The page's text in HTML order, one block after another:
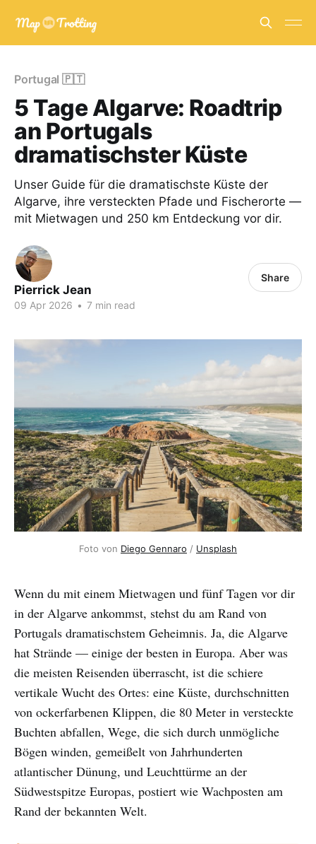
Portugal 🇵🇹
5 Tage Algarve: Roadtrip
an Portugals
dramatischster Küste
Unser Guide für die dramatischste Küste der
Algarve, ihre versteckten Pfade und Fischerorte —
mit Mietwagen und 250 km Entdeckung vor dir.
Pierrick Jean
09 Apr 2026 • 7 min read
Share
Foto von Diego Gennaro / Unsplash
Wenn du mit einem Mietwagen und fünf Tagen vor dir
in der Algarve ankommst, stehst du am Rand von
Portugals dramatischstem Geheimnis. Ja, die Algarve
hat Strände — einige der besten in Europa. Aber was
die meisten Reisenden überrascht, ist die schiere
vertikale Wucht des Ortes: eine Küste, durchschnitten
von ockerfarbenen Klippen, die 80 Meter in versteckte
Buchten abfallen, Wege, die sich durch unmögliche
Bögen winden, gemeißelt von Jahrhunderten
atlantischer Dünung, und Leuchttürme an der
Südwestspitze Europas, postiert wie Wachposten am
Rand der bekannten Welt.